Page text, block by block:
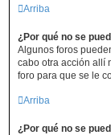
Arriba
¿Por qué no se
Algunos foros
cabo otra acción allí
foro para que se le
Arriba
¿Por qué no se